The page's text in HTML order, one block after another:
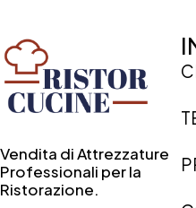
Vendita di Attrezzature
Professionali per la
Ristorazione.